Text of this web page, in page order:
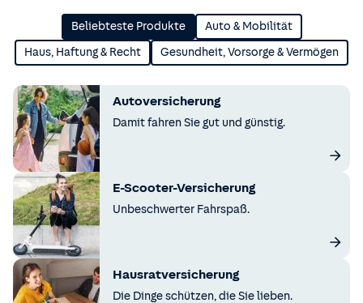
Beliebteste Produkte Auto & Mobilität
Haus, Haftung & Recht Gesundheit, Vorsorge & Vermögen
Autoversicherung
Damit fahren Sie gut und günstig.
E-Scooter-Versicherung
Unbeschwerter Fahrspaß.
Hausratversicherung
Die Dinge schützen, die Sie lieben.